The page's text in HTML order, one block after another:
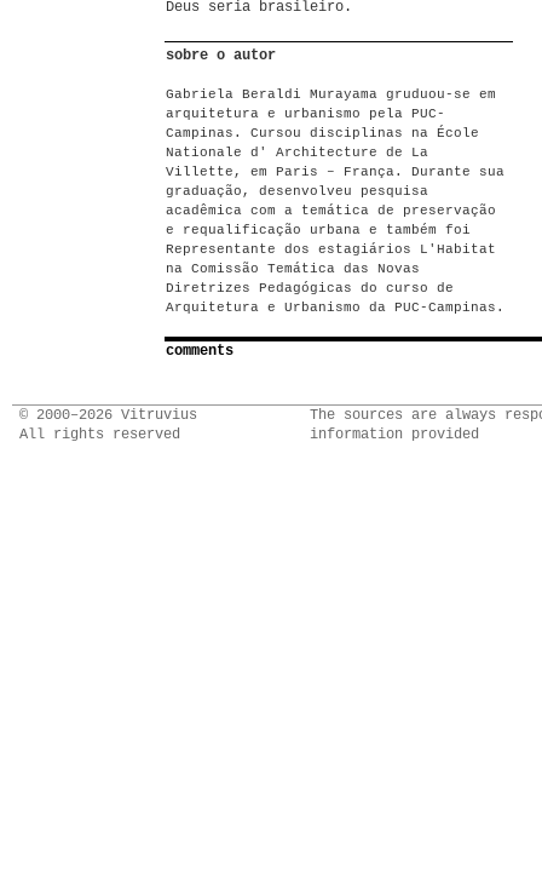
Deus seria brasileiro.
sobre o autor
Gabriela Beraldi Murayama gruduou-se em
arquitetura e urbanismo pela PUC-
Campinas. Cursou disciplinas na École
Nationale d' Architecture de La
Villette, em Paris – França. Durante sua
graduação, desenvolveu pesquisa
acadêmica com a temática de preservação
e requalificação urbana e também foi
Representante dos estagiários L'Habitat
na Comissão Temática das Novas
Diretrizes Pedagógicas do curso de
Arquitetura e Urbanismo da PUC-Campinas.
comments
© 2000–2026 Vitruvius
All rights reserved
The sources are always
information provided